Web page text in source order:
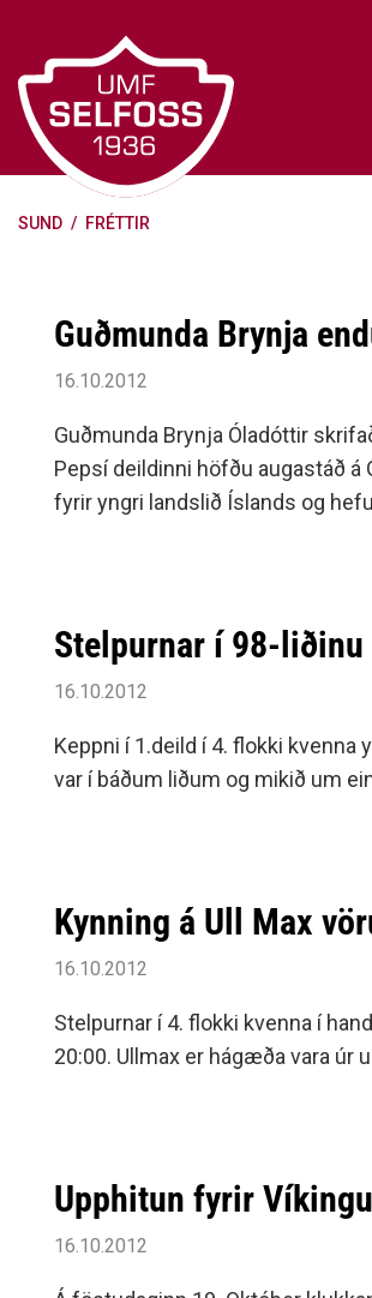
efni
Æfingagjöld
Frádráttarbærir styrkir til
Selfoss
Jafnréttisáætlun Umf. Selfoss
Persónuverndarstefna Umf.
Selfoss
Reglugerð um fjáraflanir
SUND / FRÉTTIR
Guðmunda Brynja
16.10.2012
Guðmunda Brynja Óladóttir
Pepsí deildinni höfðu augastáð
fyrir yngri landslið Íslands og
Stelpurnar í 98-
16.10.2012
Keppni í 1.deild í 4. flokki
var í báðum liðum og mikið um
Kynning á Ull Max
16.10.2012
Stelpurnar í 4. flokki kvenna í
20:00. Ullmax er hágæða vara
Upphitun fyrir
16.10.2012